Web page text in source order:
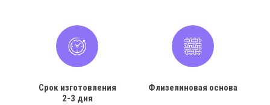
Срок изготовления
2-3 дня
Флизелиновая основа